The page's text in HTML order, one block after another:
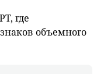
где
объемного